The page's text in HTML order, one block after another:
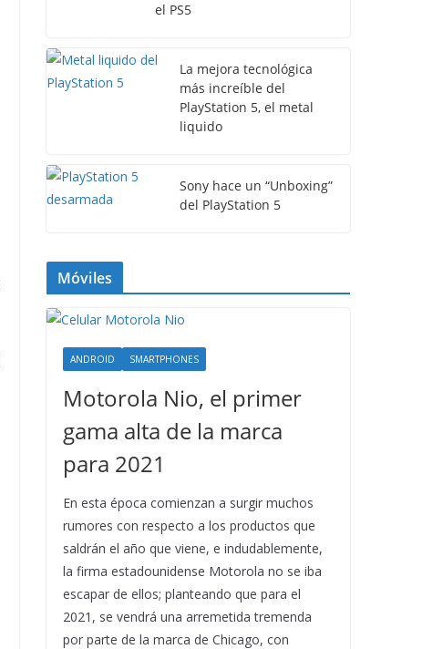
el PS5
La mejora tecnológica
más increíble del
PlayStation 5, el metal
liquido
Sony hace un “Unboxing”
del PlayStation 5
Móviles
ANDROID SMARTPHONES
Motorola Nio, el primer
gama alta de la marca
para 2021
En esta época comienzan a surgir muchos
rumores con respecto a los productos que
saldrán el año que viene, e indudablemente,
la firma estadounidense Motorola no se iba
escapar de ellos; planteando que para el
2021, se vendrá una arremetida tremenda
por parte de la marca de Chicago, con